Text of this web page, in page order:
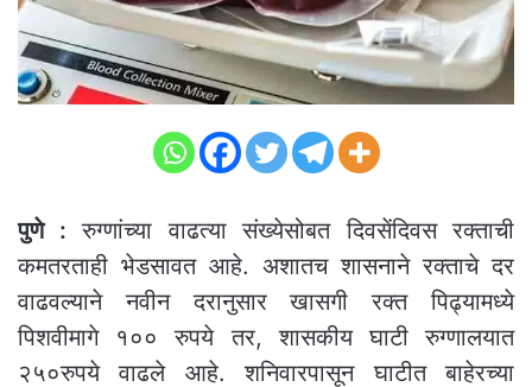
पुणे : रुग्णांच्या वाढत्या संख्येसोबत दिवसेंदिवस रक्ताची
कमतरताही भेडसावत आहे. अशातच शासनाने रक्ताचे दर
वाढवल्याने नवीन दरानुसार खासगी रक्त पिढ्यामध्ये
पिशवीमागे १०० रुपये तर, शासकीय घाटी रुग्णालयात
२५०रुपये वाढले आहे. शनिवारपासून घाटीत बाहेरच्या